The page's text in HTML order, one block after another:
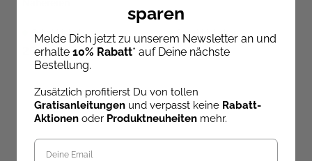
Sofort Lieferbar
26,90 €
Sofort Lieferbar
32,00 €
sparen
Melde Dich jetzt zu unserem Newsletter an und
erhalte 10% Rabatt* auf Deine nächste
Bestellung.
Zusätzlich profitierst Du von tollen
Gratisanleitungen und verpasst keine Rabatt-
Aktionen oder Produktneuheiten mehr.